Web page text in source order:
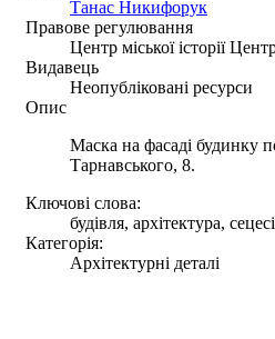
Танас Никифорук
Правове регулювання
Центр міської історії
Видавець
Неопубліковані ресурси
Опис
Маска на фасаді будинку
Тарнавського, 8.
Ключові слова:
будівля, архітектура,
Категорія:
Архітектурні деталі